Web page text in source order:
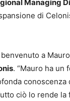
Managing
di
a
. “Mauro ha un
ciò lo rende